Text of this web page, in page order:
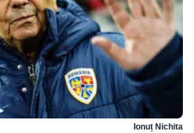
Ionuț Nichita